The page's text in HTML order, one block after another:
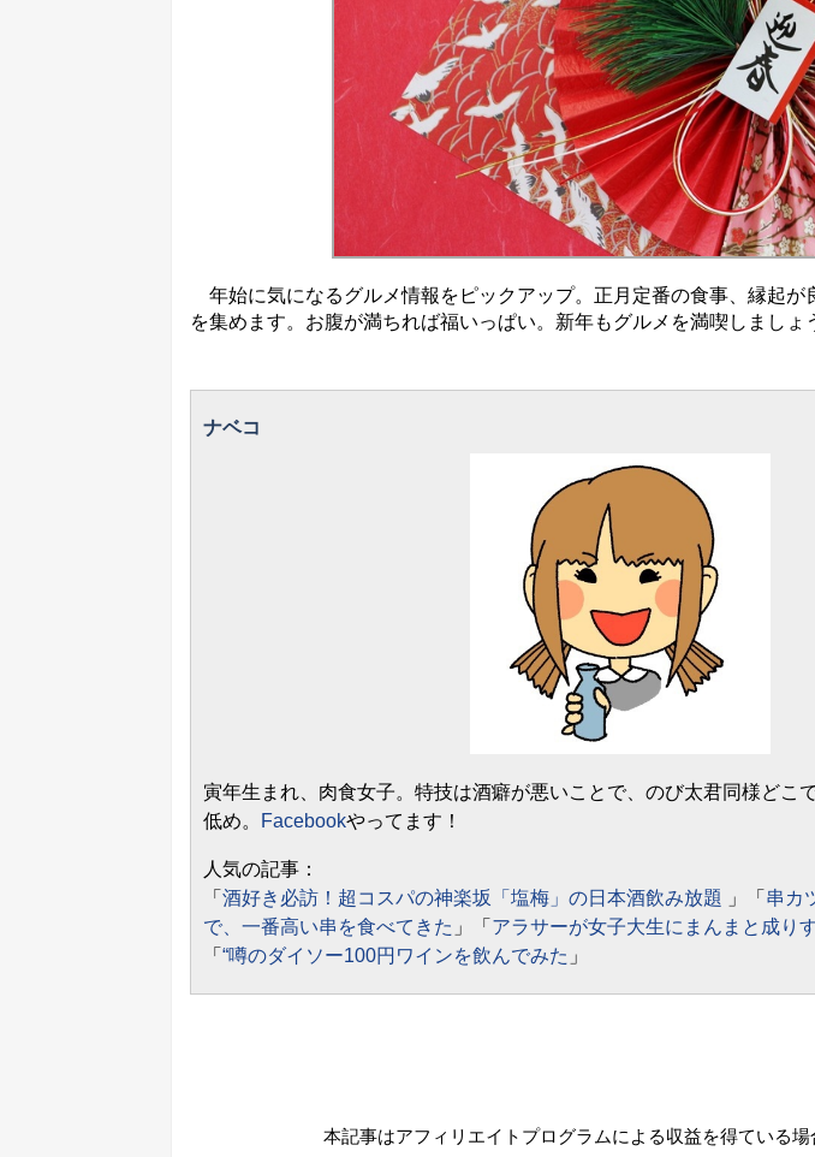
年始に気になるグルメ情報をピックアップ。正月定番の食事、縁起が
を集めます。お腹が満ちれば福いっぱい。新年もグルメを満喫しましょ
ナベコ
寅年生まれ、肉食女子。特技は酒癖が悪いことで、のび太君同様どこ
低め。
Facebookやってます！
人気の記事：
「 酒好き必訪！超コスパの神楽坂「塩梅」の日本酒飲み放題 」「 串カ
で、一番高い串を食べてきた 」「 アラサーが女子大生にまんまと成り
「 “噂のダイソー100円ワインを飲んでみた 」
本記事はアフィリエイトプログラムによる収益を得ている場